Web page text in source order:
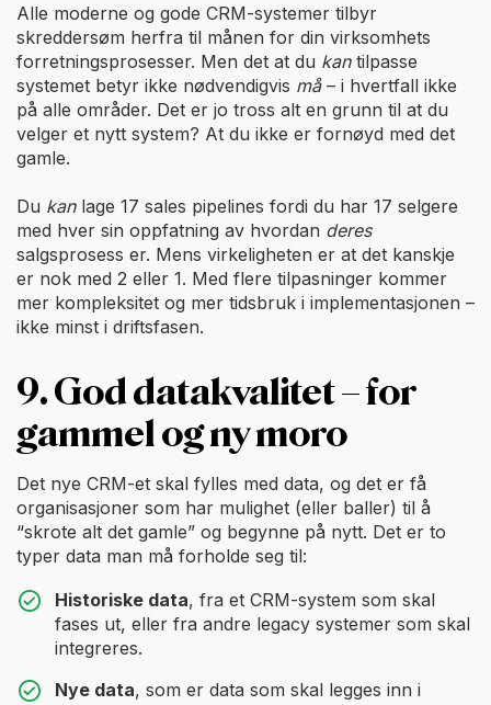
Alle moderne og gode CRM-systemer tilbyr
skreddersøm herfra til månen for din virksomhets
forretningsprosesser. Men det at du kantilpasse
systemet betyr ikke nødvendigvis må– i hvertfall ikke
på alle områder. Det er jo tross alt en grunn til at du
velger et nytt system? At du ikke er fornøyd med det
gamle.
Du kanlage 17 sales pipelines fordi du har 17 selgere
med hver sin oppfatning av hvordan deres
salgsprosess er. Mens virkeligheten er at det kanskje
er nok med 2 eller 1. Med flere tilpasninger kommer
mer kompleksitet og mer tidsbruk i implementasjonen –
ikke minst i driftsfasen.
9. God datakvalitet – for
gammel og ny moro
Det nye CRM-et skal fylles med data, og det er få
organisasjoner som har mulighet (eller baller) til å
“skrote alt det gamle” og begynne på nytt. Det er to
typer data man må forholde seg til:
Historiske data, fra et CRM-system som skal
fases ut, eller fra andre legacy systemer som skal
integreres.
Nye data, som er data som skal legges inn i